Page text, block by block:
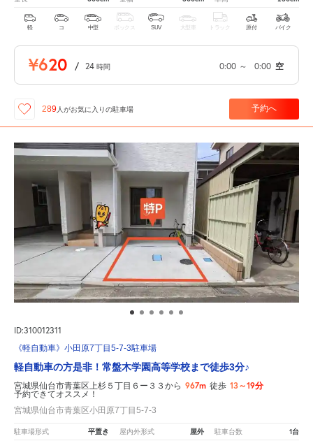
軽 コ 中型 ボックス SUV 大型車 トラック 原付 バイク
¥620 / 24 時間 0:00 ～ 0:00 空
289 人がお気に入りの駐車場 予約へ
ID:310012311
《軽自動車》小田原7丁目5-7-3駐車場
軽自動車の方是非！常盤木学園高等学校まで徒歩3分♪
宮城県仙台市青葉区上杉５丁目６ー３３から 967m 徒歩 13～19分
予約できてオススメ！
宮城県仙台市青葉区小田原7丁目5-7-3
駐車場形式 平置き 屋内外形式 屋外 駐車台数 1台